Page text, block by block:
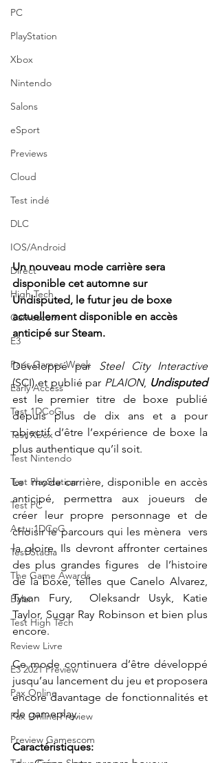
PC
PlayStation
Xbox
Nintendo
Salons
eSport
Previews
Cloud
Test indé
DLC
IOS/Android
Direct
High Tech
Gamescom
E3
Paris Games Week
Early Access
Test 1DCoG
Test Xbox
Test Nintendo
Test PlayStation
Test PC
Actu 1DCoG
Test Stadia
The Game Awards
Balan
Test High Tech
Review Livre
E3 2021 Preview
Pax Online
Pax Online Preview
Preview Gamescom
Un nouveau mode carrière sera
disponible cet automne sur
Undisputed, le futur jeu de boxe
actuellement disponible en accès
anticipé sur Steam.
Développé par Steel City Interactive
(SCI) et publié par PLAION, Undisputed
est le premier titre de boxe publié
depuis plus de dix ans et a pour
objectif d’être l’expérience de boxe la
plus authentique qu’il soit.
Le  mode carrière, disponible en accès
anticipé, permettra aux joueurs de
créer leur propre personnage et de
choisir le parcours qui les mènera  vers
la gloire. Ils devront affronter certaines
des plus grandes figures  de l’histoire
de la boxe, telles que Canelo Alvarez,
Tyson Fury,  Oleksandr Usyk, Katie
Taylor, Sugar Ray Robinson et bien plus
encore.
Ce mode continuera d’être développé
jusqu’au lancement du jeu et proposera
encore davantage de fonctionnalités et
de gameplay.
Caractéristiques: